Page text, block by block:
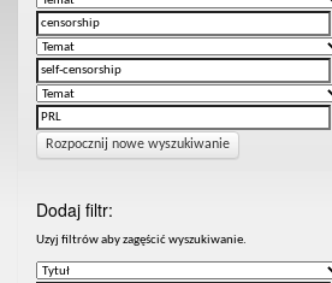
Rozpocznij nowe wyszukiwanie
Dodaj filtr:
Uzyj filtrów aby zagęścić wyszukiwanie.